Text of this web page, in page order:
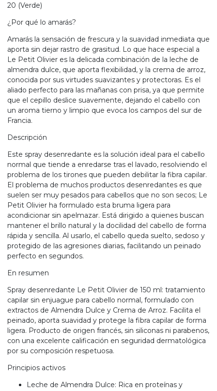
20 (Verde)
¿Por qué lo amarás?
Amarás la sensación de frescura y la suavidad inmediata que
aporta sin dejar rastro de grasitud. Lo que hace especial a
Le Petit Olivier es la delicada combinación de la leche de
almendra dulce, que aporta flexibilidad, y la crema de arroz,
conocida por sus virtudes suavizantes y protectoras. Es el
aliado perfecto para las mañanas con prisa, ya que permite
que el cepillo deslice suavemente, dejando el cabello con
un aroma tierno y limpio que evoca los campos del sur de
Francia.
Descripción
Este spray desenredante es la solución ideal para el cabello
normal que tiende a enredarse tras el lavado, resolviendo el
problema de los tirones que pueden debilitar la fibra capilar.
El problema de muchos productos desenredantes es que
suelen ser muy pesados para cabellos que no son secos; Le
Petit Olivier ha formulado esta bruma ligera para
acondicionar sin apelmazar. Está dirigido a quienes buscan
mantener el brillo natural y la docilidad del cabello de forma
rápida y sencilla. Al usarlo, el cabello queda suelto, sedoso y
protegido de las agresiones diarias, facilitando un peinado
perfecto en segundos.
En resumen
Spray desenredante Le Petit Olivier de 150 ml: tratamiento
capilar sin enjuague para cabello normal, formulado con
extractos de Almendra Dulce y Crema de Arroz. Facilita el
peinado, aporta suavidad y protege la fibra capilar de forma
ligera. Producto de origen francés, sin siliconas ni parabenos,
con una excelente calificación en seguridad dermatológica
por su composición respetuosa.
Principios activos
Leche de Almendra Dulce: Rica en proteínas y